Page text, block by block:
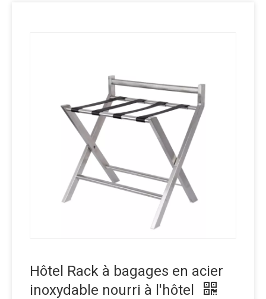
Hôtel Rack à bagages en acier
inoxydable nourri à l'hôtel